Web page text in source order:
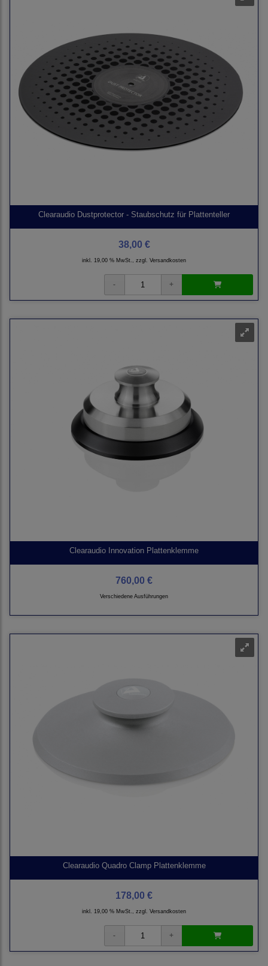
Clearaudio Dustprotector - Staubschutz für Plattenteller
38,00 €
inkl. 19,00 % MwSt., zzgl. Versandkosten
Clearaudio Innovation Plattenklemme
760,00 €
Verschiedene Ausführungen
Clearaudio Quadro Clamp Plattenklemme
178,00 €
inkl. 19,00 % MwSt., zzgl. Versandkosten